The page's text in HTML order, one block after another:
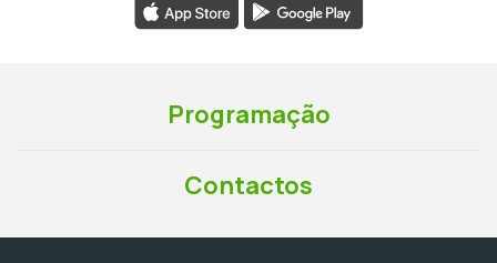
Programação
Contactos